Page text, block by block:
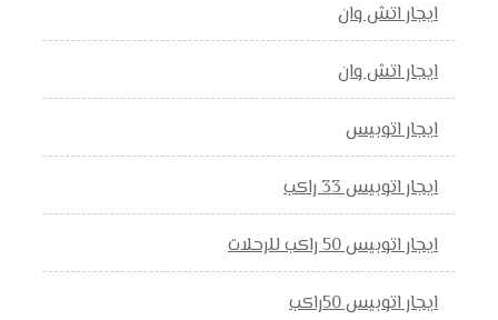
ايجار اتش وان
ايجار اتش وان
ايجار اتوبيس
ايجار اتوبيس 33 راكب
ايجار اتوبيس 50 راكب للرحلات
ايجار اتوبيس 50راكب